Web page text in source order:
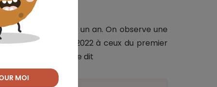
a crû de 12 % en un an. On observe une
premier trimestre 2022 à ceux du premier
la Banque de France dit
MOI